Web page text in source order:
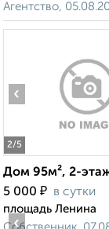
Агентство,
2/5
‹
Дом 95м², 2-
5 000 ₽ в сутки
площадь Ленина
‹